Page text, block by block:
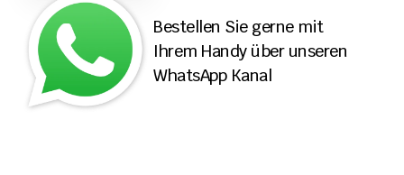
ÖFFNUNGSZEITEN
IMPRESSUM
ÜBER LITHOS
Bestellen Sie gerne mit
Ihrem Handy über unseren
WhatsApp Kanal